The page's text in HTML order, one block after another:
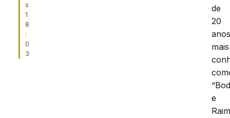
s
1
8
:
0
3
de
20
mais
e